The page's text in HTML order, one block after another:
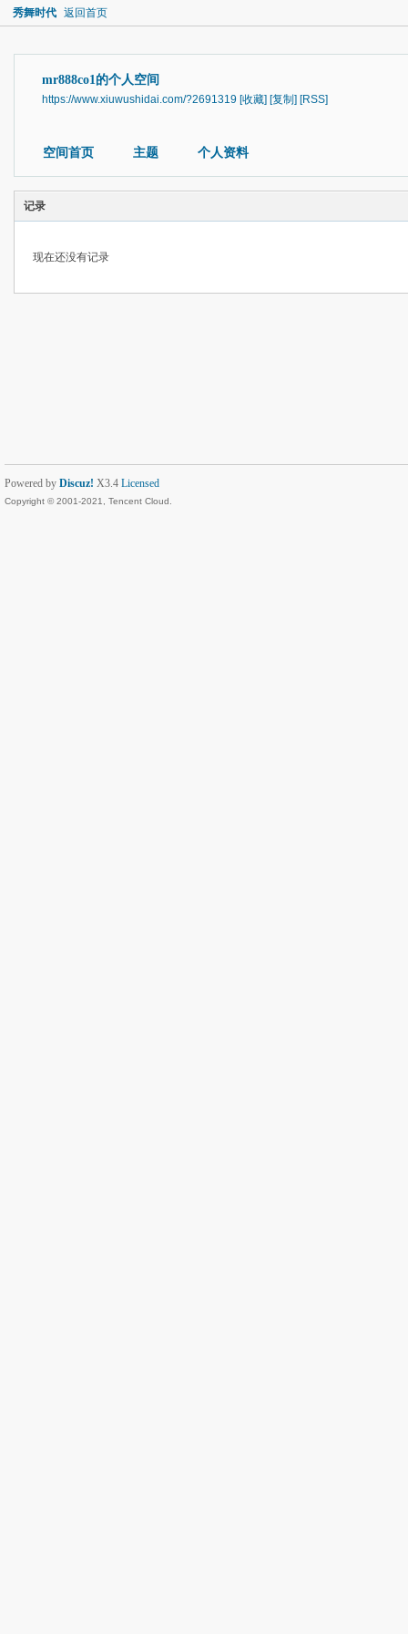
秀舞时代 返回首页
mr888co1的个人空间
https://www.xiuwushidai.com/?2691319 [收藏] [复制] [RSS]
空间首页 主题 个人资料
记录
现在还没有记录
Powered by Discuz! X3.4 Licensed
Copyright © 2001-2021, Tencent Cloud.